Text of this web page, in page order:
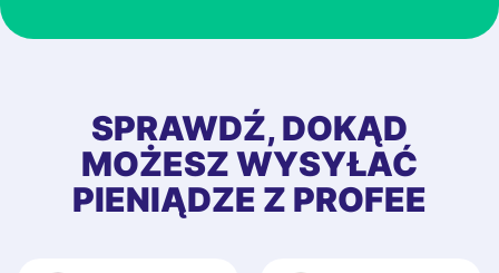
at Profee is very
first started
app, and they
quick to provide
and helpful
SPRAWDŹ, DOKĄD
MOŻESZ WYSYŁAĆ
PIENIĄDZE Z PROFEE